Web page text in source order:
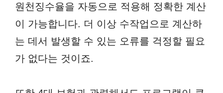
원천징수율을 자동으로 적용해 정확한 계산
이 가능합니다. 더 이상 수작업으로 계산하
는 데서 발생할 수 있는 오류를 걱정할 필요
가 없다는 것이죠.